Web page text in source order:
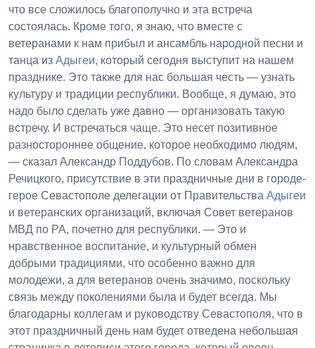
что все сложилось благополучно и эта встреча
состоялась. Кроме того, я знаю, что вместе с
ветеранами к нам прибыл и ансамбль народной песни и
танца из Адыгеи, который сегодня выступит на нашем
празднике. Это также для нас большая честь — узнать
культуру и традиции республики. Вообще, я думаю, это
надо было сделать уже давно — организовать такую
встречу. И встречаться чаще. Это несет позитивное
разностороннее общение, которое необходимо людям,
— сказал Александр Поддубов. По словам Александра
Речицкого, присутствие в эти праздничные дни в городе-
герое Севастополе делегации от Правительства Адыгеи
и ветеранских организаций, включая Совет ветеранов
МВД по РА, почетно для республики. — Это и
нравственное воспитание, и культурный обмен
добрыми традициями, что особенно важно для
молодежи, а для ветеранов очень значимо, поскольку
связь между поколениями была и будет всегда. Мы
благодарны коллегам и руководству Севастополя, что в
этот праздничный день нам будет отведена небольшая